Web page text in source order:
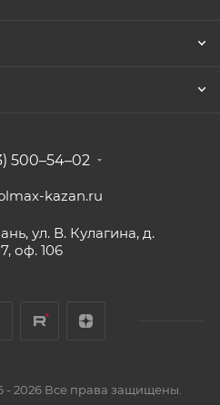
500–54–02
kazan.ru
ул. В. Кулагина, д.
оф. 106
2026 Все права защищены.